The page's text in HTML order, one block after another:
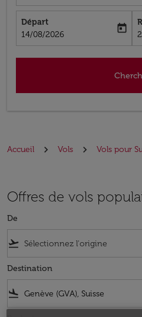
Départ
fc-booking-departure-date-
14/08/2026
today
Accueil Vols Vols pour
Offres de vols
De
flight_takeoff
Destination
flight_land